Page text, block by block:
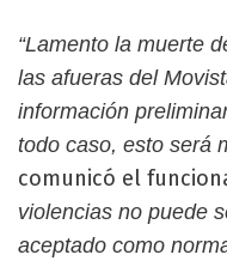
“Lamento la muerte
las afueras del
información
todo caso, esto será
comunicó el
violencias no puede
aceptado como